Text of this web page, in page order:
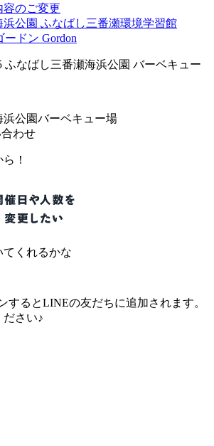
容のご変更
ふなばし三番瀬海浜公園 バーベキュー
わせ
！
するとLINEの友だちに追加されます。
ださい♪